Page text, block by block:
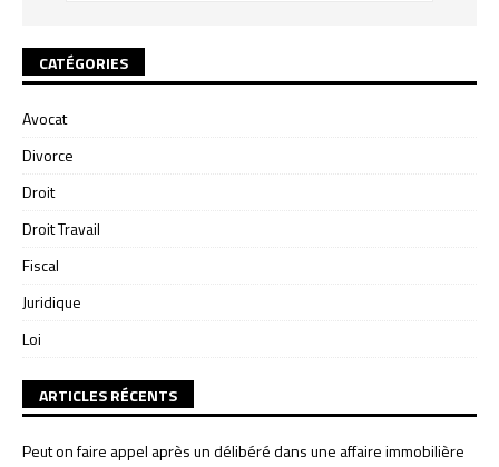
CATÉGORIES
Avocat
Divorce
Droit
Droit Travail
Fiscal
Juridique
Loi
ARTICLES RÉCENTS
Peut on faire appel après un délibéré dans une affaire immobilière